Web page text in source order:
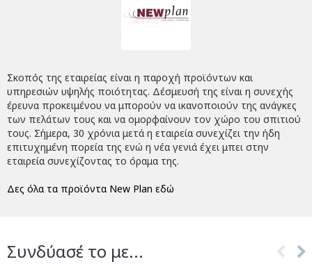
Σκοπός της εταιρείας είναι η παροχή προϊόντων και
υπηρεσιών υψηλής ποιότητας. Δέσμευσή της είναι η συνεχής
έρευνα προκειμένου να μπορούν να ικανοποιούν της ανάγκες
των πελάτων τους και να ομορφαίνουν τον χώρο του σπιτιού
τους. Σήμερα, 30 χρόνια μετά η εταιρεία συνεχίζει την ήδη
επιτυχημένη πορεία της ενώ η νέα γενιά έχει μπει στην
εταιρεία συνεχίζοντας το όραμα της.
Δες όλα τα προϊόντα New Plan εδώ
Συνδύασέ το με...